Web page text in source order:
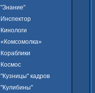
"Знание"
Инспектор
Кинологи
«Комсомолка»
Кораблики
Космос
"Кузницы" кадров
"Кулибины"